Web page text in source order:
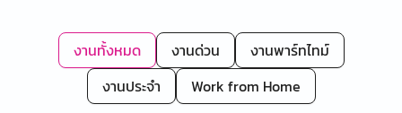
งานทั้งหมด งานด่วน
งานพาร์ทไทม์
งานประจำ
Work from Home